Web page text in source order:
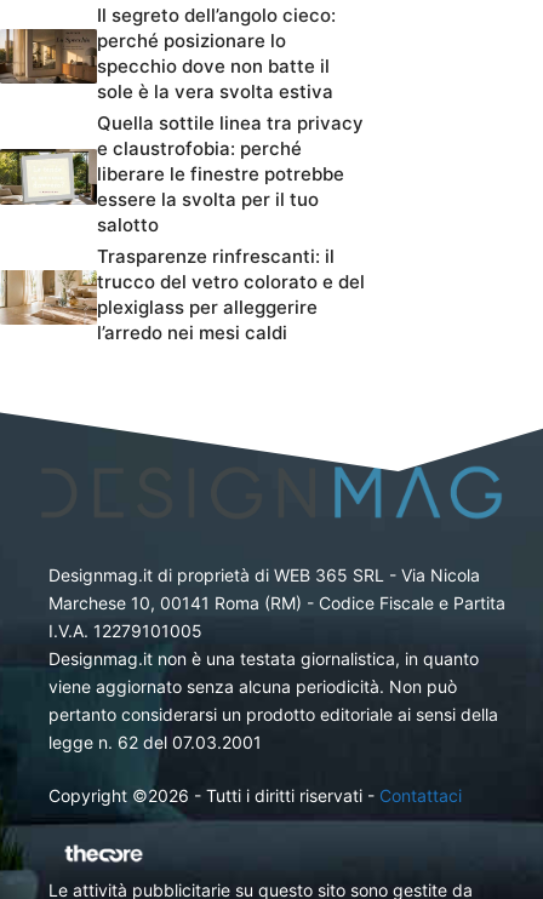
Il segreto dell’angolo cieco:
perché posizionare lo
specchio dove non batte il
sole è la vera svolta estiva
Quella sottile linea tra privacy
e claustrofobia: perché
liberare le finestre potrebbe
essere la svolta per il tuo
salotto
Trasparenze rinfrescanti: il
trucco del vetro colorato e del
plexiglass per alleggerire
l’arredo nei mesi caldi
Designmag.it di proprietà di WEB 365 SRL - Via Nicola
Marchese 10, 00141 Roma (RM) - Codice Fiscale e Partita
I.V.A. 12279101005
Designmag.it non è una testata giornalistica, in quanto
viene aggiornato senza alcuna periodicità. Non può
pertanto considerarsi un prodotto editoriale ai sensi della
legge n. 62 del 07.03.2001
Copyright ©2026 - Tutti i diritti riservati - Contattaci
Le attività pubblicitarie su questo sito sono gestite da